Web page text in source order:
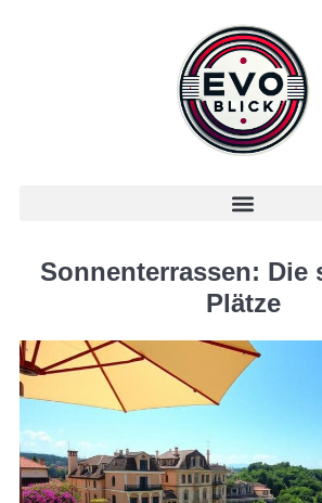
Sonnenterrassen: Die
Plätze